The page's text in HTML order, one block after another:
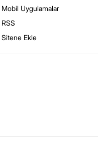
Mobil Uygulamalar
RSS
Sitene Ekle